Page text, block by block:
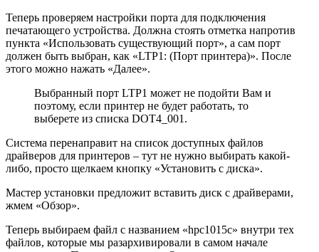
Теперь проверяем настройки порта для подключения
печатающего устройства. Должна стоять отметка напротив
пункта «Использовать существующий порт», а сам порт
должен быть выбран, как «LTP1: (Порт принтера)». После
этого можно нажать «Далее».
Выбранный порт LTP1 может не подойти Вам и
поэтому, если принтер не будет работать, то
выберете из списка DOT4_001.
Система перенаправит на список доступных файлов
драйверов для принтеров – тут не нужно выбирать какой-
либо, просто щелкаем кнопку «Установить с диска».
Мастер установки предложит вставить диск с драйверами,
жмем «Обзор».
Теперь выбираем файл с названием «hpc1015c» внутри тех
файлов, которые мы разархивировали в самом начале